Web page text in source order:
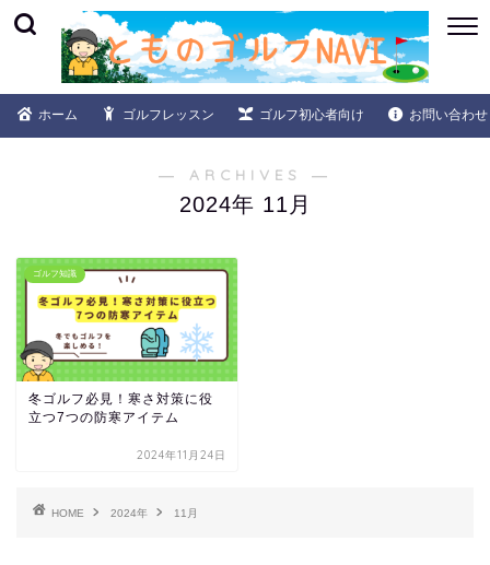
ホーム ゴルフレッスン ゴルフ初心者向け お問い合わせ
― ARCHIVES ―
2024年 11月
ゴルフ知識
冬ゴルフ必見！寒さ対策に役
立つ7つの防寒アイテム
2024年11月24日
HOME 2024年 11月